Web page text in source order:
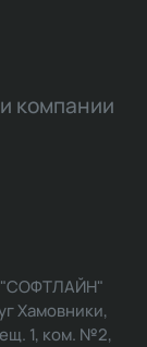
компании
Хамовники,
1, ком. №2,